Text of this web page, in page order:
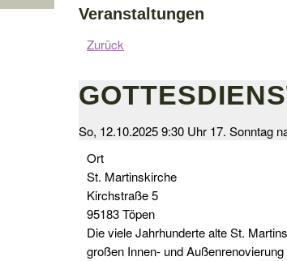
Veranstaltungen
Zurück
So, 12.10.2025 9:30 Uhr 17. Sonntag
Ort
St. Martinskirche
Kirchstraße 5
95183 Töpen
Die viele Jahrhunderte alte St.
großen Innen- und